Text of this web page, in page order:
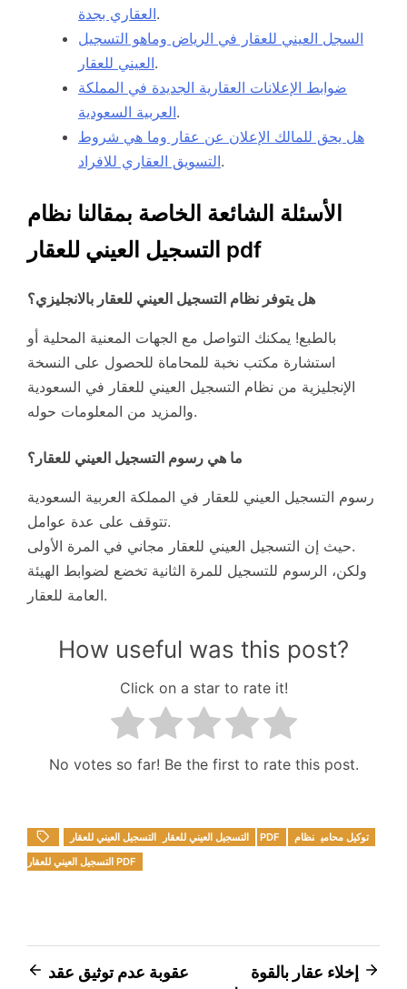
العقاري بجدة.
السجل العيني للعقار في الرياض وماهو التسجيل
العيني للعقار.
ضوابط الإعلانات العقارية الجديدة في المملكة
العربية السعودية.
هل يحق للمالك الإعلان عن عقار وما هي شروط
التسويق العقاري للافراد.
الأسئلة الشائعة الخاصة بمقالنا نظام
التسجيل العيني للعقار pdf
هل يتوفر نظام التسجيل العيني للعقار بالانجليزي؟
بالطبع! يمكنك التواصل مع الجهات المعنية المحلية أو
استشارة مكتب نخبة للمحاماة للحصول على النسخة
الإنجليزية من نظام التسجيل العيني للعقار في السعودية
والمزيد من المعلومات حوله.
ما هي رسوم التسجيل العيني للعقار؟
رسوم التسجيل العيني للعقار في المملكة العربية السعودية
تتوقف على عدة عوامل.
حيث إن التسجيل العيني للعقار مجاني في المرة الأولى.
ولكن، الرسوم للتسجيل للمرة الثانية تخضع لضوابط الهيئة
العامة للعقار.
How useful was this post?
Click on a star to rate it!
No votes so far! Be the first to rate this post.
التسجيل العيني للعقار التسجيل العيني للعقار PDF توكيل محامي نظام
التسجيل العيني للعقار PDF
Post
عقوبة عدم توثيق عقد
إخلاء عقار بالقوة